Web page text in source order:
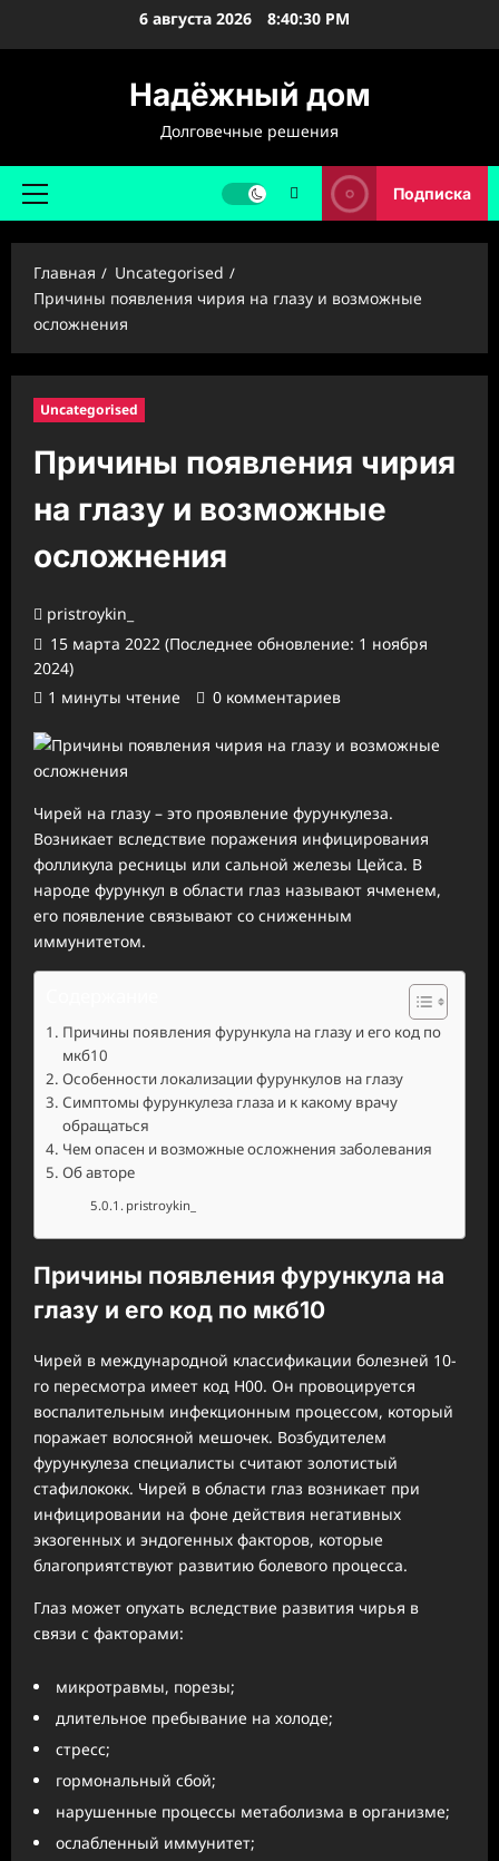
6 августа 2026 8:40:31 PM
Надёжный дом
Долговечные решения
Основное
Подписка
Главная
Uncategorised
Причины появления чирия на глазу и возможные
осложнения
Uncategorised
Причины появления чирия
на глазу и возможные
осложнения
pristroykin_
15 марта 2022 (Последнее обновление: 1 ноября
2024)
1 минуты чтение
0 комментариев
Чирей на глазу – это проявление фурункулеза.
Возникает вследствие поражения инфицирования
фолликула ресницы или сальной железы Цейса. В
народе фурункул в области глаз называют ячменем,
его появление связывают со сниженным
иммунитетом.
Причины появления фурункула на глазу и его код по
мкб10
Особенности локализации фурункулов на глазу
Симптомы фурункулеза глаза и к какому врачу
обращаться
Чем опасен и возможные осложнения заболевания
Об авторе
pristroykin_
Причины появления фурункула на
глазу и его код по мкб10
Чирей в международной классификации болезней 10-
го пересмотра имеет код Н00. Он провоцируется
воспалительным инфекционным процессом, который
поражает волосяной мешочек. Возбудителем
фурункулеза специалисты считают золотистый
стафилококк. Чирей в области глаз возникает при
инфицировании на фоне действия негативных
экзогенных и эндогенных факторов, которые
благоприятствуют развитию болевого процесса.
Глаз может опухать вследствие развития чирья в
связи с факторами:
микротравмы, порезы;
длительное пребывание на холоде;
стресс;
гормональный сбой;
нарушенные процессы метаболизма в организме;
ослабленный иммунитет;